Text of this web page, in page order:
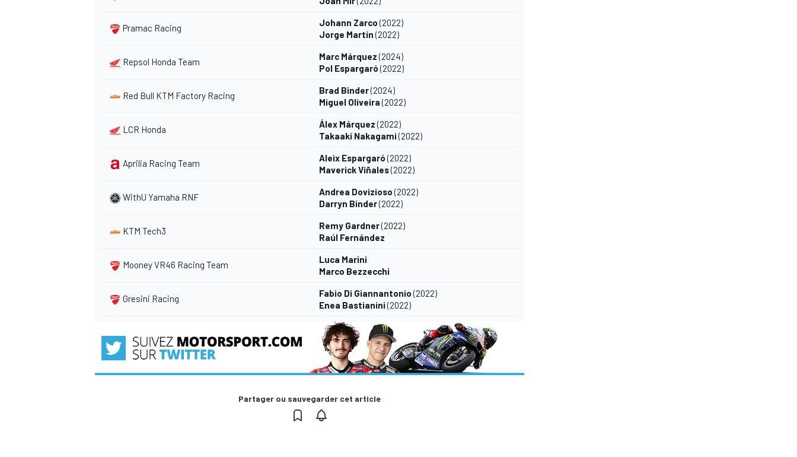
AUTRES CHAMPIONNATS
Pramac Racing Johann Zarco(2022)
Jorge Martín(2022)
Repsol Honda Team Marc Márquez(2024)
Pol Espargaró(2022)
Red Bull KTM Factory Racing Brad Binder(2024)
Miguel Oliveira(2022)
LCR Honda Álex Márquez(2022)
Takaaki Nakagami(2022)
Aprilia Racing Team Aleix Espargaró(2022)
Maverick Viñales(2022)
WithU Yamaha RNF Andrea Dovizioso(2022)
Darryn Binder(2022)
KTM Tech3 Remy Gardner(2022)
Raúl Fernández
Mooney VR46 Racing Team
Luca Marini
Marco Bezzecchi
Gresini Racing Fabio Di Giannantonio(2022)
Enea Bastianini(2022)
Partager ou sauvegarder cet article